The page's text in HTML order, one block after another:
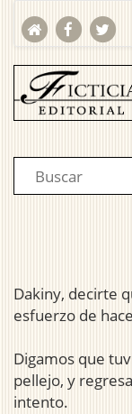
Dakiny, decirte
esfuerzo de
Digamos que
pellejo, y
intento.